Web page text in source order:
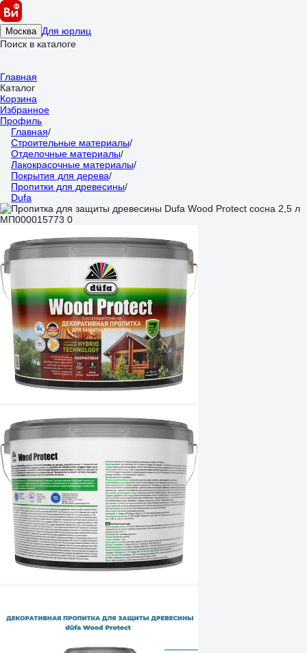
Москва Для юрлиц
Поиск в каталоге
Главная
Каталог
Корзина
Избранное
Профиль
Главная/
Строительные материалы/
Отделочные материалы/
Лакокрасочные материалы/
Покрытия для дерева/
Пропитки для древесины/
Dufa